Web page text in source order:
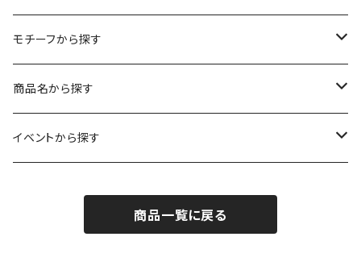
kuusou-kitte（空想切手・フレーム付）
レギュラーサイズ
コンパクトサイズ
イラスト（フレーム付）
サイン付イラスト（フレーム付）
アートワークス
ファブリックポスター
ガーゼスカーフ
てぬぐい
モチーフから探す
キャンプ - CAMPING
サーカス- CIRCUS
ウマ- HORSES
商品名から探す
kirie-deco
kuusou-kitte
イベントから探す
2021 きのうのすきま4
商品一覧に戻る